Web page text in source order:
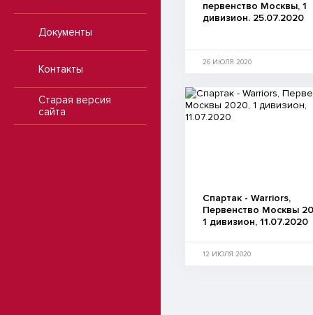
Документы
Контакты
Старая версия
сайта
первенство Москвы, 1
дивизион. 25.07.2020
26 ИЮЛЯ 2020
Спартак - Warriors,
Первенство Москвы
1 дивизион, 11.07.2020
12 ИЮЛЯ 2020